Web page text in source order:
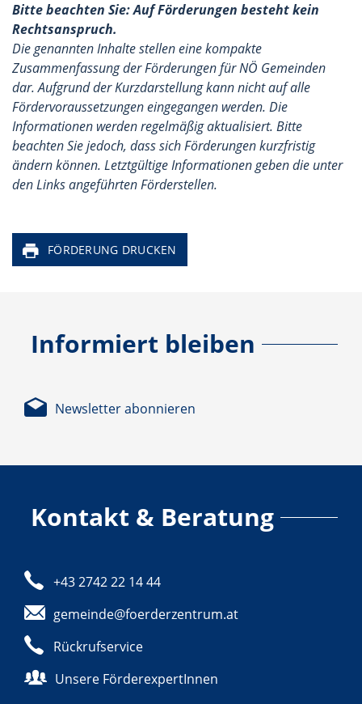
Bitte beachten Sie: Auf Förderungen besteht kein
Rechtsanspruch.
Die genannten Inhalte stellen eine kompakte
Zusammenfassung der Förderungen für NÖ Gemeinden
dar. Aufgrund der Kurzdarstellung kann nicht auf alle
Fördervoraussetzungen eingegangen werden. Die
Informationen werden regelmäßig aktualisiert. Bitte
beachten Sie jedoch, dass sich Förderungen kurzfristig
ändern können. Letztgültige Informationen geben die unter
den Links angeführten Förderstellen.
FÖRDERUNG DRUCKEN
Informiert bleiben
Newsletter abonnieren
Kontakt & Beratung
+43 2742 22 14 44
gemeinde@foerderzentrum.at
Rückrufservice
Unsere FörderexpertInnen